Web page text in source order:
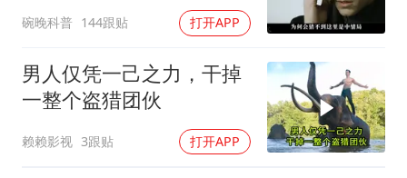
碗晚科普 144跟贴 打开APP
男人仅凭一己之力，干掉
一整个盗猎团伙
赖赖影视 3跟贴 打开APP